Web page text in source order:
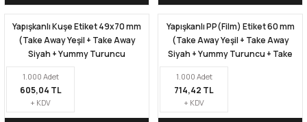
Geri Dönüştürülebilir Doypack
Yapışkanlı Kuşe Etiket 49x70 mm
(Take Away Yeşil + Take Away
Siyah + Yummy Turuncu
1.000 Adet
605,04 TL
+ KDV
Yapışkanlı PP(Film) Etiket 60 mm
(Take Away Yeşil + Take Away
Siyah + Yummy Turuncu + Take
1.000 Adet
714,42 TL
+ KDV